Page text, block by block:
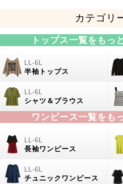
カテゴリ
トップス一覧をもっ
半袖トップス
シャツ＆ブラウス
ワンピース一覧をも
長袖ワンピース
チュニックワンピース